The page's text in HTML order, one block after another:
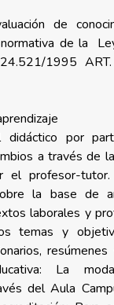
de
de la
1995
didáctico por
a través de
el profesor-tutor.
la base de
laborales y
temas y
resúmenes
La
del Aula